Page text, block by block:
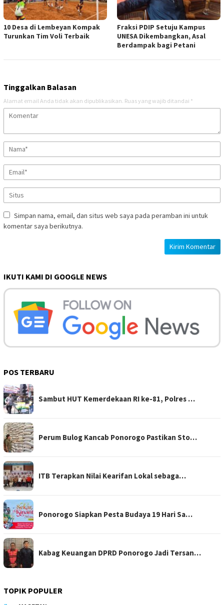
10 Desa di Lembeyan Kompak
Turunkan Tim Voli Terbaik
Fraksi PDIP Setuju Kampus
UNESA Dikembangkan, Asal
Berdampak bagi Petani
Tinggalkan Balasan
Alamat email Anda tidak akan dipublikasikan. Ruas yang wajib ditandai *
Simpan nama, email, dan situs web saya pada peramban ini untuk
komentar saya berikutnya.
IKUTI KAMI DI GOOGLE NEWS
POS TERBARU
Sambut HUT Kemerdekaan RI ke-81, Polres …
Perum Bulog Kancab Ponorogo Pastikan Sto…
ITB Terapkan Nilai Kearifan Lokal sebaga…
Ponorogo Siapkan Pesta Budaya 19 Hari Sa…
Kabag Keuangan DPRD Ponorogo Jadi Tersan…
TOPIK POPULER